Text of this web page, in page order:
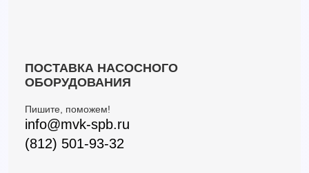
ПОСТАВКА НАСОСНОГО
ОБОРУДОВАНИЯ
Пишите, поможем!
info@mvk-spb.ru
(812) 501-93-32